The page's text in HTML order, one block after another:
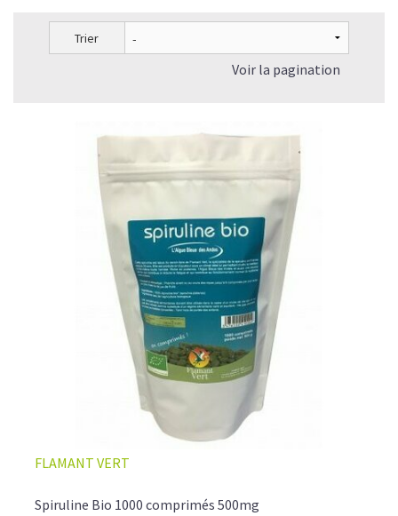
Trier
Voir la pagination
FLAMANT VERT
Spiruline Bio 1000 comprimés 500mg